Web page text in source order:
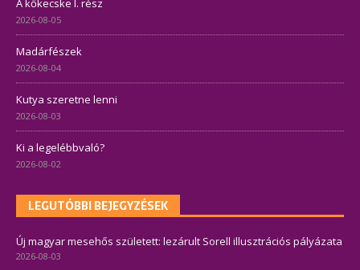
A kőkecske I. rész
2026-08-05
Madárfészek
2026-08-04
Kutya szeretne lenni
2026-08-03
Ki a legelébbvaló?
2026-08-02
LEGUTÓBBI BEJEGYZÉSEK
Új magyar mesehős született: lezárult Sorell illusztrációs pályázata
2026-08-03